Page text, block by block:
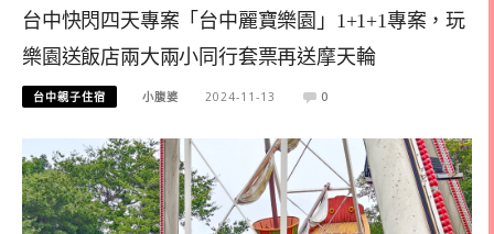
台中快閃四天專案「台中麗寶樂園」1+1+1專案，玩
樂園送飯店兩大兩小同行套票再送摩天輪
台中親子住宿 小腹婆 2024-11-13 0